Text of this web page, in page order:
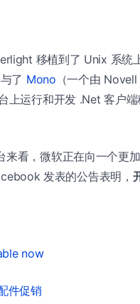
移植到了 Unix 系统
了 Mono （一个由
上运行和开发 .Net 客户端
看，微软正在向一个更
发表的公告表明，
now
件促销